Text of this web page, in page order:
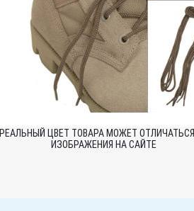
РЕАЛЬНЫЙ ЦВЕТ ТОВАРА МОЖЕТ
ИЗОБРАЖЕНИЯ НА САЙТЕ